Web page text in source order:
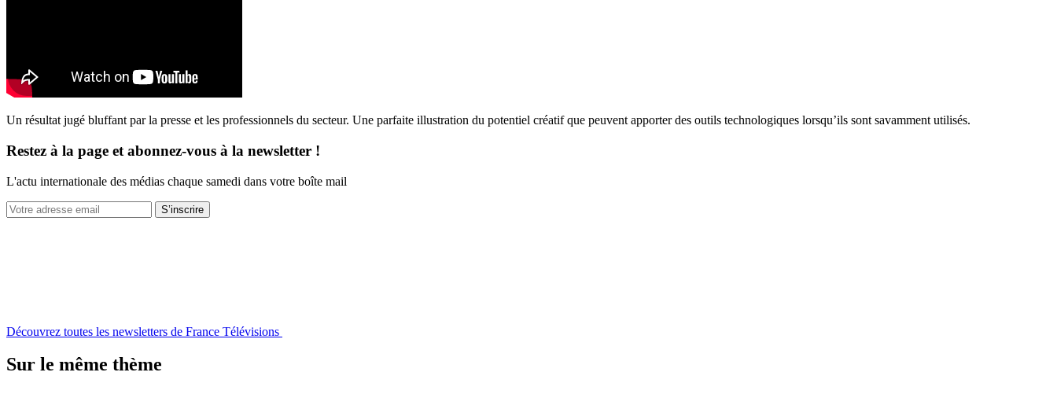
Un résultat jugé bluffant par la presse et les professionnels du secteur. Une parfaite illustration du potentiel créatif que peuvent apporter des outils technologiques lorsqu’ils sont savamment utilisés.
Restez à la page et abonnez-vous à la newsletter !
L'actu internationale des médias chaque samedi dans votre boîte mail
S’inscrire
Découvrez toutes les newsletters de France Télévisions
Sur le même thème